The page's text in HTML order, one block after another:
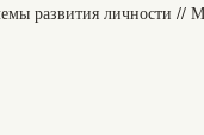
развития личности